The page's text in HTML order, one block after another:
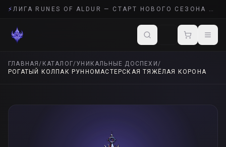
⚡ ЛИГА RUNES OF ALDUR — СТАРТ НОВОГО СЕЗОНА POE 2
ГЛАВНАЯ/ КАТАЛОГ/УНИКАЛЬНЫЕ ДОСПЕХИ /
РОГАТЫЙ КОЛПАК РУННОМАСТЕРСКАЯ ТЯЖЁЛАЯ КОРОНА